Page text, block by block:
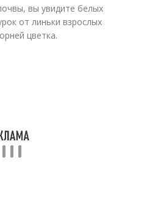
вы увидите белых
от линьки взрослых
цветка.